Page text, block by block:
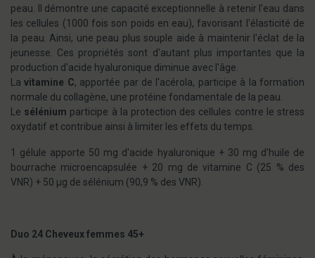
peau. Il démontre une capacité exceptionnelle à retenir l'eau dans
les cellules (1000 fois son poids en eau), favorisant l'élasticité de
la peau. Ainsi, une peau plus souple aide à maintenir l'éclat de la
jeunesse. Ces propriétés sont d'autant plus importantes que la
production d'acide hyaluronique diminue avec l'âge.
La vitamine C, apportée par de l'acérola, participe à la formation
normale du collagène, une protéine fondamentale de la peau.
Le sélénium participe à la protection des cellules contre le stress
oxydatif et contribue ainsi à limiter les effets du temps.
1 gélule apporte 50 mg d'acide hyaluronique + 30 mg d'huile de
bourrache microencapsulée + 20 mg de vitamine C (25 % des
VNR) + 50 µg de sélénium (90,9 % des VNR).
Duo 24 Cheveux femmes 45+